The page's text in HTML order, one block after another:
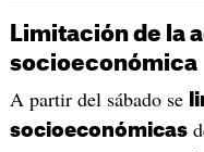
Limitación de la
socioeconómica
A partir del sábado se
socioeconómicas